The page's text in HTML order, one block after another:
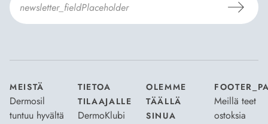
MEISTÄ
Dermosil
tuntuu hyvältä
TIETOA
TILAAJALLE
DermoKlubi
OLEMME
TÄÄLLÄ
SINUA
Meillä teet
ostoksia